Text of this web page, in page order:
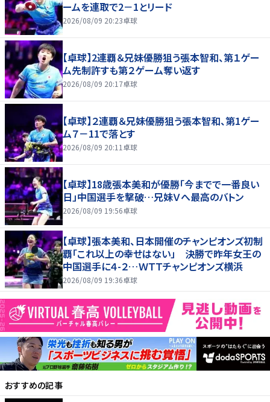
ームを連取で2－1とリード
2026/08/09 20:23卓球
【卓球】2連覇＆兄妹優勝狙う張本智和、第１ゲー
ム先制許すも第２ゲーム奪い返す
2026/08/09 20:17卓球
【卓球】２連覇＆兄妹優勝狙う張本智和、第1ゲー
ム７－11で落とす
2026/08/09 20:11 卓球
【卓球】18歳張本美和が優勝「今までで一番良い
日」中国選手を撃破…兄妹Ｖへ最高のバトン
2026/08/09 19:56卓球
【卓球】張本美和、日本開催のチャンピオンズ初制
覇「これ以上の幸せはない」 決勝で昨年女王の
中国選手に４-２…ＷＴＴチャンピオンズ横浜
2026/08/09 19:36卓球
おすすめの記事